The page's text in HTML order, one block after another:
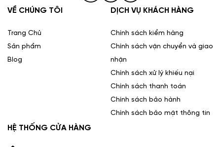
VỀ CHÚNG TÔI
Trang Chủ
Sản phẩm
Blog
DỊCH VỤ KHÁCH HÀNG
Chính sách kiểm hàng
Chính sách vận chuyển và giao
nhận
Chính sách xử lý khiếu nại
Chính sách thanh toán
Chính sách bảo hành
Chính sách bảo mật thông tin
HỆ THỐNG CỬA HÀNG